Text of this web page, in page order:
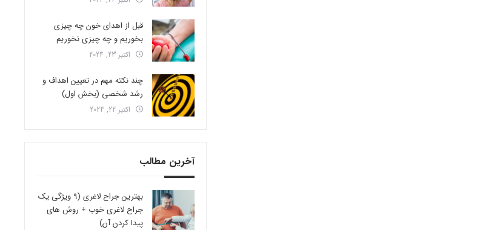
قبل از اهدای خون چه چیزی
بخوریم و چه چیزی نخوریم
اکتبر 23, 2024
چند نکته مهم در تعیین اهداف و
رشد شخصی (بخش اول)
اکتبر 22, 2024
آخرین مطالب
بهترین جراح لاغری (9 ویژگی یک
جراح لاغری خوب + روش های
پیدا کردن آن)